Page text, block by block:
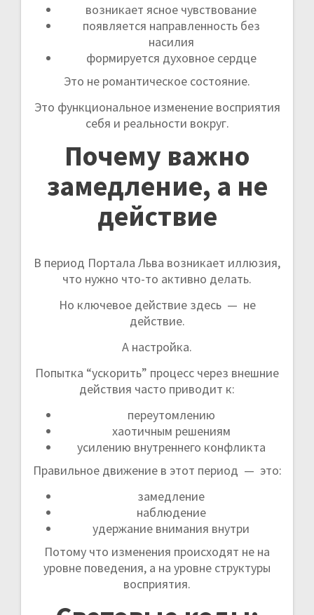
возникает ясное чувствование
появляется направленность без
насилия
формируется духовное сердце
Это не романтическое состояние.
Это функциональное изменение восприятия
себя и реальности вокруг.
Почему важно
замедление, а не
действие
В период Портала Льва возникает иллюзия,
что нужно что-то активно делать.
Но ключевое действие здесь — не
действие.
А настройка.
Попытка “ускорить” процесс через внешние
действия часто приводит к:
переутомлению
хаотичным решениям
усилению внутреннего конфликта
Правильное движение в этот период — это:
замедление
наблюдение
удержание внимания внутри
Потому что изменения происходят не на
уровне поведения, а на уровне структуры
восприятия.